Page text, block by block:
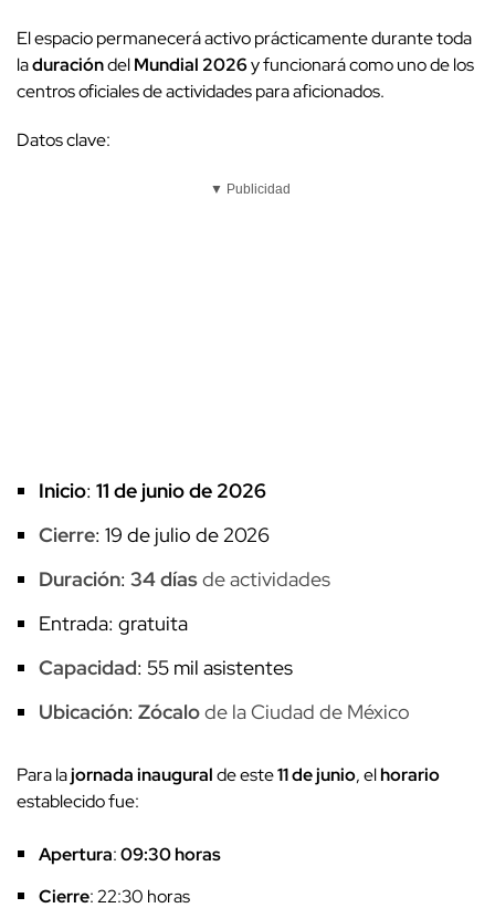
El espacio permanecerá activo prácticamente durante toda
laduracióndelMundial 2026y funcionará como uno de los
centros oficiales de actividades para aficionados.
Datos clave:
▼ Publicidad
Inicio: 11 de junio de 2026
Cierre: 19 de julio de 2026
Duración: 34 díasde actividades
Entrada: gratuita
Capacidad: 55 mil asistentes
Ubicación: Zócalode la Ciudad de México
Para lajornada inauguralde este11 de junio, elhorario
establecido fue:
Apertura:09:30 horas
Cierre: 22:30 horas